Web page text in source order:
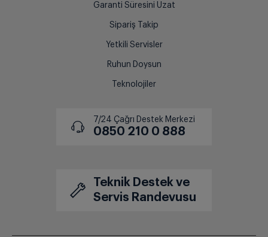
Garanti Süresini Uzat
Sipariş Takip
Yetkili Servisler
Ruhun Doysun
Teknolojiler
7/24 Çağrı Destek Merkezi
0850 210 0 888
Teknik Destek ve
Servis Randevusu